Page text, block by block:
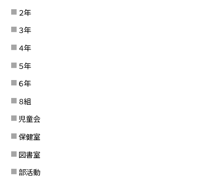
２年
３年
４年
５年
６年
８組
児童会
保健室
図書室
部活動